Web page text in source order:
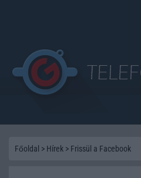
Főoldal > Hírek > Frissül a Facebook